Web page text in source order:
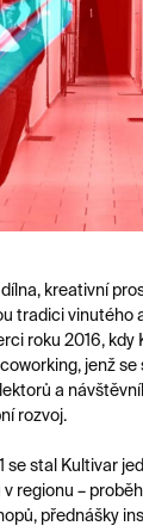
kreativní
tradici vinutého
roku 2016, kdy
jenž
a
rozvoj.
se stal Kultivar
regionu –
přednášky